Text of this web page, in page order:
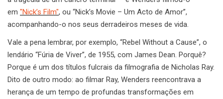
em "Nick’s Film", ou “Nick’s Movie – Um Acto de Amor”,
acompanhando-o nos seus derradeiros meses de vida.
Vale a pena lembrar, por exemplo, “Rebel Without a Cause”, o
lendário “Fúria de Viver”, de 1955, com James Dean. Porquê?
Porque é um dos títulos fulcrais da filmografia de Nicholas Ray.
Dito de outro modo: ao filmar Ray, Wenders reencontrava a
herança de um tempo de profundas transformações em